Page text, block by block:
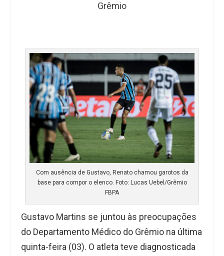
Grêmio
Com ausência de Gustavo, Renato chamou garotos da
base para compor o elenco. Foto: Lucas Uebel/Grêmio
FBPA
Gustavo Martins se juntou às preocupações
do Departamento Médico do Grêmio na última
quinta-feira (03). O atleta teve diagnosticada